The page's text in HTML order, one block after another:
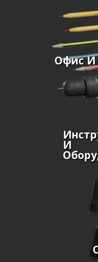
Офис И
И